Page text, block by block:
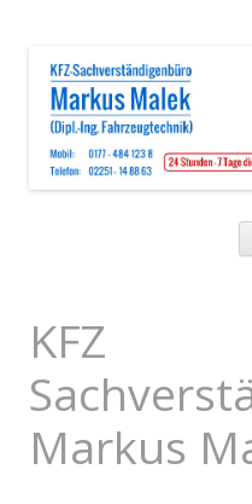
KFZ
Markus